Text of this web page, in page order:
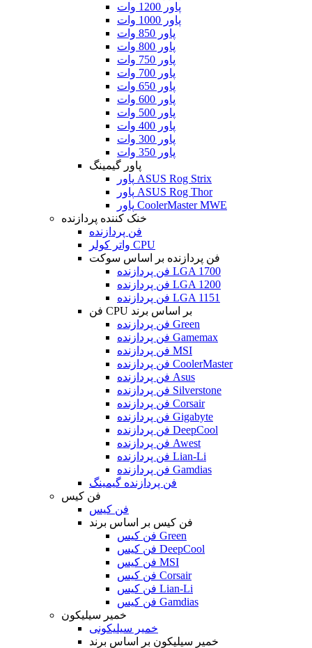
پاور 1200 وات
پاور 1000 وات
پاور 850 وات
پاور 800 وات
پاور 750 وات
پاور 700 وات
پاور 650 وات
پاور 600 وات
پاور 500 وات
پاور 400 وات
پاور 300 وات
پاور 350 وات
پاور گیمینگ
پاور ASUS Rog Strix
پاور ASUS Rog Thor
پاور CoolerMaster MWE
خنک کننده پردازنده
فن پردازنده
واتر کولر CPU
فن پردازنده بر اساس سوکت
فن پردازنده LGA 1700
فن پردازنده LGA 1200
فن پردازنده LGA 1151
فن CPU بر اساس برند
فن پردازنده Green
فن پردازنده Gamemax
فن پردازنده MSI
فن پردازنده CoolerMaster
فن پردازنده Asus
فن پردازنده Silverstone
فن پردازنده Corsair
فن پردازنده Gigabyte
فن پردازنده DeepCool
فن پردازنده Awest
فن پردازنده Lian-Li
فن پردازنده Gamdias
فن پردازنده گیمینگ
فن کیس
فن کیس
فن کیس بر اساس برند
فن کیس Green
فن کیس DeepCool
فن کیس MSI
فن کیس Corsair
فن کیس Lian-Li
فن کیس Gamdias
خمیر سیلیکون
خمیر سیلیکونی
خمیر سیلیکون بر اساس برند